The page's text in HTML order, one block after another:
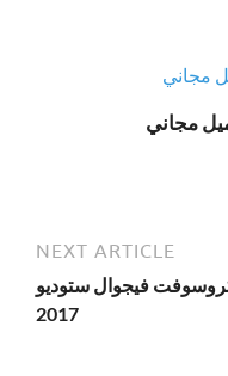
NEXT ARTICLE
فيجوال ستوديو
2017